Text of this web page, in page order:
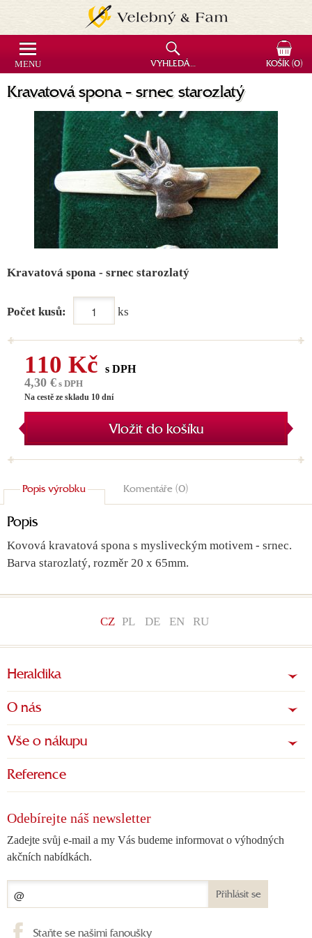
Kravatová spona - srnec starozlatý
Kravatová spona - srnec starozlatý
Počet kusů: ks
110 Kč s DPH
4,30 € s DPH
Na cestě ze skladu 10 dní
Vložit do košíku
Popis výrobku Komentáře (0)
Popis
Kovová kravatová spona s mysliveckým motivem - srnec.
Barva starozlatý, rozměr 20 x 65mm.
CZ PL DE EN RU
Heraldika
O nás
Vše o nákupu
Reference
Odebírejte náš newsletter
Zadejte svůj e-mail a my Vás budeme informovat o výhodných
akčních nabídkách.
Přihlásit se
Staňte se našimi fanoušky
MENU VYHLEDÁVÁNÍ KOŠÍK(0)